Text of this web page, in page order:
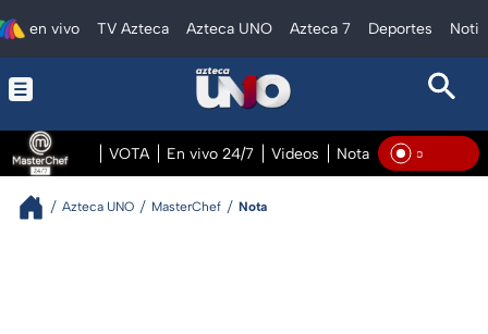
en vivo TV Azteca Azteca UNO Azteca 7 Deportes
VOTA En vivo 24/7 Videos Notas En vivo En
Azteca UNO MasterChef Nota